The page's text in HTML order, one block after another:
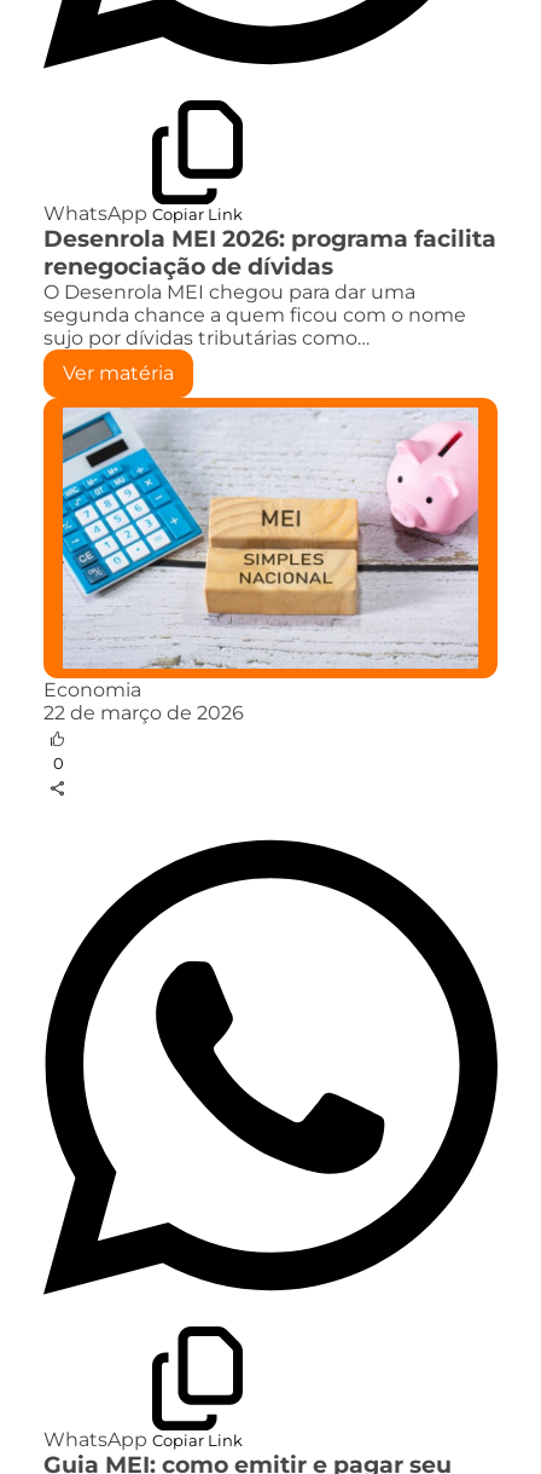
WhatsApp Copiar Link
Desenrola MEI 2026: programa facilita
renegociação de dívidas
O Desenrola MEI chegou para dar uma
segunda chance a quem ficou com o nome
sujo por dívidas tributárias como…
Ver matéria
Economia
22 de março de 2026
0
WhatsApp Copiar Link
Guia MEI: como emitir e pagar seu